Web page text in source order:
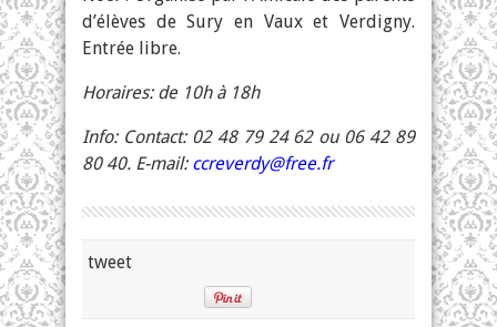
d’élèves de Sury en Vaux et Verdigny.
Entrée libre.
Horaires: de 10h à 18h
Info: Contact: 02 48 79 24 62 ou 06 42 89
80 40. E-mail: ccreverdy@free.fr
tweet